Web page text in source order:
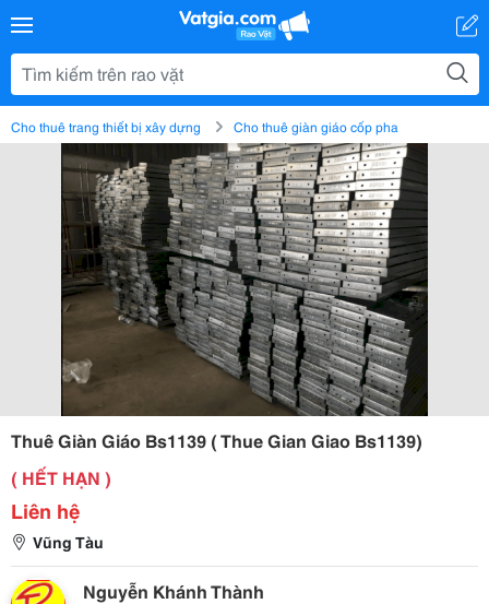
Cho thuê trang thiết bị xây dựng Cho thuê giàn giáo cốp pha
Thuê Giàn Giáo Bs1139 ( Thue Gian Giao Bs1139)
( HẾT HẠN )
Liên hệ
Vũng Tàu
Nguyễn Khánh Thành